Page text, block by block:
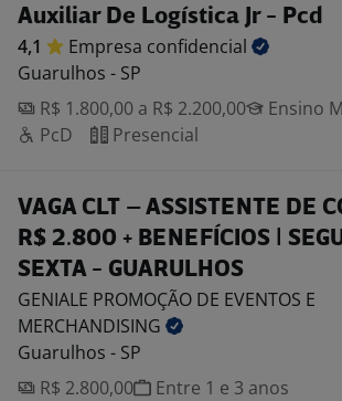
Auxiliar De Logística Jr - Pcd
4,1 Empresa confidencial
Guarulhos - SP
R$ 1.800,00 a R$ 2.200,00
Ensino
PcD
Presencial
VAGA CLT – ASSISTENTE DE
R$ 2.800 + BENEFÍCIOS |
SEXTA - GUARULHOS
GENIALE PROMOÇÃO DE EVENTOS E
MERCHANDISING
Guarulhos - SP
R$ 2.800,00
Entre 1 e 3 anos